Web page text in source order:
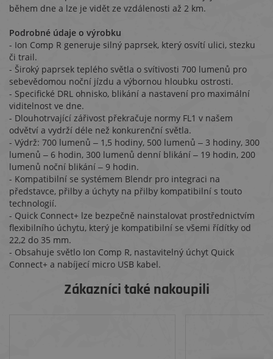
během dne a lze je vidět ze vzdálenosti až 2 km.
Podrobné údaje o výrobku
- Ion Comp R generuje silný paprsek, který osvítí ulici, stezku
či trail.
- Široký paprsek teplého světla o svítivosti 700 lumenů pro
sebevědomou noční jízdu a výbornou hloubku ostrosti.
- Specifické DRL ohnisko, blikání a nastavení pro maximální
viditelnost ve dne.
- Dlouhotrvající zářivost překračuje normy FL1 v našem
odvětví a vydrží déle než konkurenční světla.
- Výdrž: 700 lumenů ‒ 1,5 hodiny, 500 lumenů ‒ 3 hodiny, 300
lumenů ‒ 6 hodin, 300 lumenů denní blikání ‒ 19 hodin, 200
lumenů noční blikání ‒ 9 hodin.
- Kompatibilní se systémem Blendr pro integraci na
představce, přilby a úchyty na přilby kompatibilní s touto
technologií.
- Quick Connect+ lze bezpečně nainstalovat prostřednictvím
flexibilního úchytu, který je kompatibilní se všemi řídítky od
22,2 do 35 mm.
- Obsahuje světlo Ion Comp R, nastavitelný úchyt Quick
Connect+ a nabíjecí micro USB kabel.
Zákazníci také nakoupili